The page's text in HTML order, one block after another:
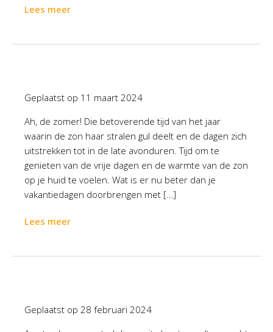
Lees meer
Geplaatst op 11 maart 2024
Ah, de zomer! Die betoverende tijd van het jaar
waarin de zon haar stralen gul deelt en de dagen zich
uitstrekken tot in de late avonduren. Tijd om te
genieten van de vrije dagen en de warmte van de zon
op je huid te voelen. Wat is er nu beter dan je
vakantiedagen doorbrengen met […]
Lees meer
Geplaatst op 28 februari 2024